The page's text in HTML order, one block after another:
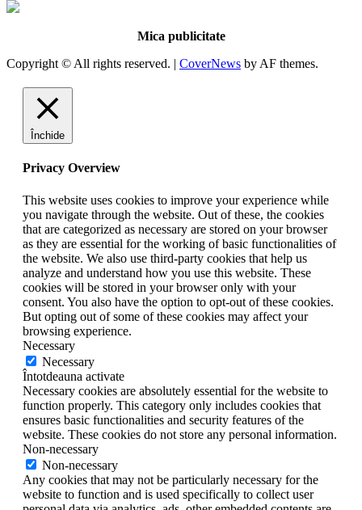
Mica publicitate
Copyright © All rights reserved. | CoverNews by AF themes.
Închide
Privacy Overview
This website uses cookies to improve your experience while
you navigate through the website. Out of these, the cookies
that are categorized as necessary are stored on your browser
as they are essential for the working of basic functionalities of
the website. We also use third-party cookies that help us
analyze and understand how you use this website. These
cookies will be stored in your browser only with your
consent. You also have the option to opt-out of these cookies.
But opting out of some of these cookies may affect your
browsing experience.
Necessary
Necessary
Întotdeauna activate
Necessary cookies are absolutely essential for the website to
function properly. This category only includes cookies that
ensures basic functionalities and security features of the
website. These cookies do not store any personal information.
Non-necessary
Non-necessary
Any cookies that may not be particularly necessary for the
website to function and is used specifically to collect user